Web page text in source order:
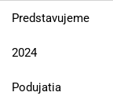
Predstavujeme
2024
Podujatia